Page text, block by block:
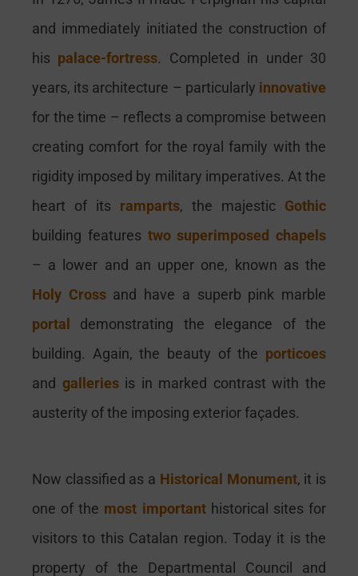
and immediately initiated the construction of
his palace-fortress. Completed in under 30
years, its architecture – particularly innovative
for the time – reflects a compromise between
creating comfort for the royal family with the
rigidity imposed by military imperatives. At the
heart of its ramparts, the majestic Gothic
building features two superimposed chapels
– a lower and an upper one, known as the
Holy Crossand have a superb pink marble
portal
demonstrating the elegance of the
building. Again, the beauty of the porticoes
and galleriesis in marked contrast with the
austerity of the imposing exterior façades.
Now classified as a Historical Monument, it is
one of the most importanthistorical sites for
visitors to this Catalan region. Today it is the
property of the Departmental Council and